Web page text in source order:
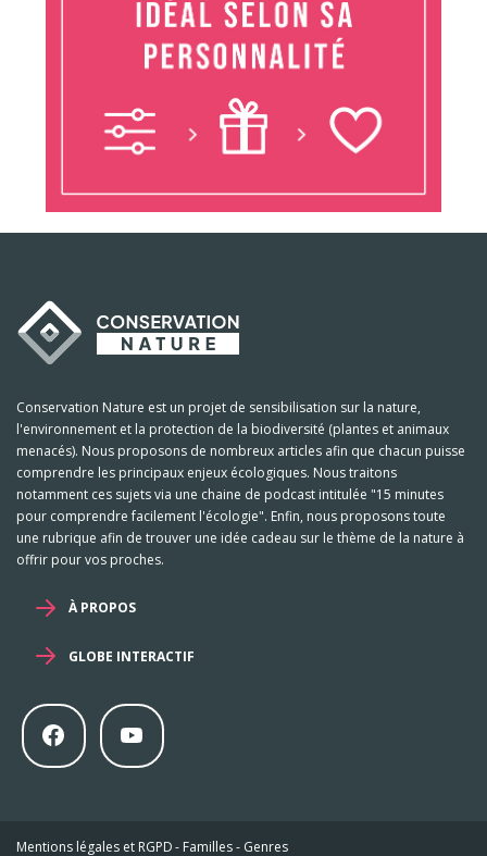
Conservation Nature est un projet de sensibilisation sur la nature,
l'environnement et la protection de la biodiversité (plantes et animaux
menacés). Nous proposons de nombreux articles afin que chacun puisse
comprendre les principaux enjeux écologiques. Nous traitons
notamment ces sujets via une chaine de podcast intitulée "15 minutes
pour comprendre facilement l'écologie". Enfin, nous proposons toute
une rubrique afin de trouver une idée cadeau sur le thème de la nature à
offrir pour vos proches.
À PROPOS
GLOBE INTERACTIF
Mentions légales et RGPD- Familles- Genres